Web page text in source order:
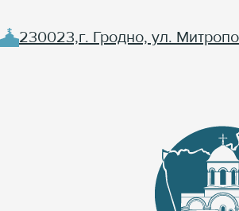
230023,г. Гродно, ул.